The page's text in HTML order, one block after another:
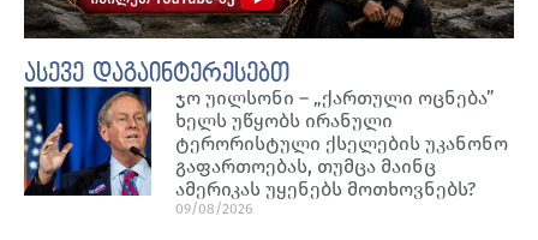
ასევე დაგაინტერესებთ
ჯო უილსონი – „ქართული ოცნება”
ხელს უწყობს ირანული
ტერორისტული ქსელების უკანონო
გაფართოებას, თუმცა მაინც
ამერიკას უყენებს მოთხოვნებს?
09/08/2026